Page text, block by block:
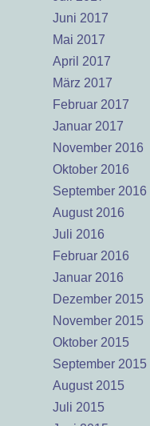
Juni 2017
Mai 2017
April 2017
März 2017
Februar 2017
Januar 2017
November 2016
Oktober 2016
September 2016
August 2016
Juli 2016
Februar 2016
Januar 2016
Dezember 2015
November 2015
Oktober 2015
September 2015
August 2015
Juli 2015